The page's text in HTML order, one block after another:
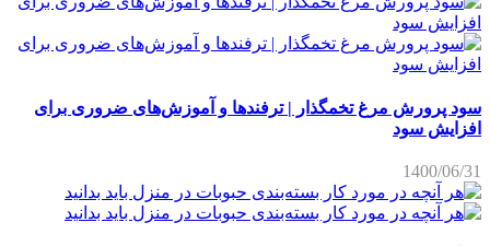
سود پرورش مرغ تخمگذار | ترفندها و آموزش‌های ضروری برای
افزایش سود
1400/06/31